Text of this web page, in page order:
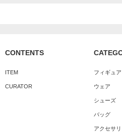
CONTENTS
ITEM
CURATOR
フィギュ
ウェア
シューズ
バッグ
アクセサ